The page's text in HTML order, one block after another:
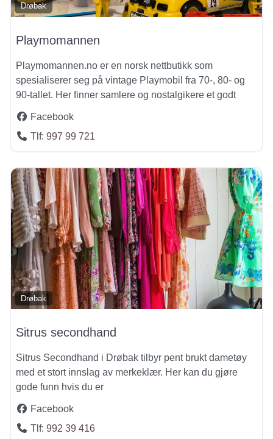
Drøbak
Playmomannen
Playmomannen.no er en norsk nettbutikk som
spesialiserer seg på vintage Playmobil fra 70‑, 80‑ og
90‑tallet. Her finner samlere og nostalgikere et godt
Facebook
Tlf: 997 99 721
Drøbak
Sitrus secondhand
Sitrus Secondhand i Drøbak tilbyr pent brukt dametøy
med et stort innslag av merkeklær. Her kan du gjøre
gode funn hvis du er
Facebook
Tlf: 992 39 416